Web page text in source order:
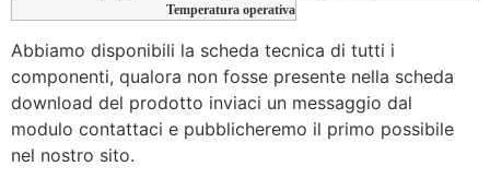
Temperatura operativa
Abbiamo disponibili la scheda tecnica di tutti i
componenti, qualora non fosse presente nella scheda
download del prodotto inviaci un messaggio dal
modulo contattaci e pubblicheremo il primo possibile
nel nostro sito.